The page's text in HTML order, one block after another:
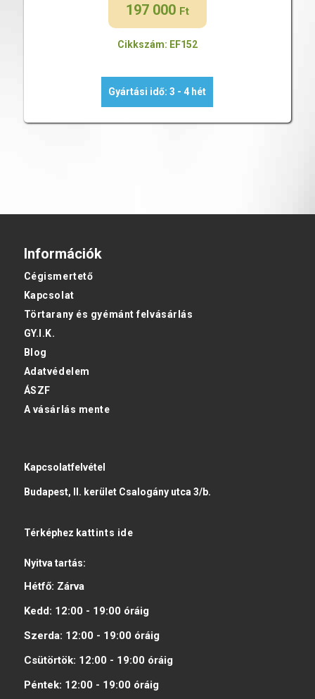
197 000 Ft
Cikkszám: EF152
Gyártási idő: 3 - 4 hét
Információk
Cégismertető
Kapcsolat
Törtarany és gyémánt felvásárlás
GY.I.K.
Blog
Adatvédelem
ÁSZF
A vásárlás mente
Kapcsolatfelvétel
Budapest, II. kerület Csalogány utca 3/b.
Térképhez kattints ide
Nyitva tartás:
Hétfő: Zárva
Kedd: 12:00 - 19:00 óráig
Szerda: 12:00 - 19:00 óráig
Csütörtök: 12:00 - 19:00 óráig
Péntek: 12:00 - 19:00 óráig